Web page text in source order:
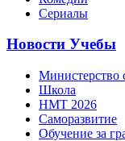
Сериалы
Новости Учебы
Министерство
Школа
НМТ 2026
Саморазвитие
Обучение за